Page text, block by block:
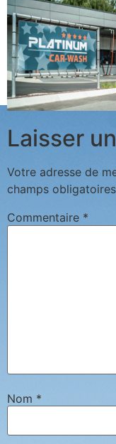
Laisser
Votre adresse de
champs
Commentaire *
Nom *